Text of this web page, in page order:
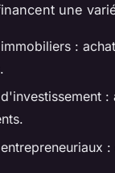
une
: